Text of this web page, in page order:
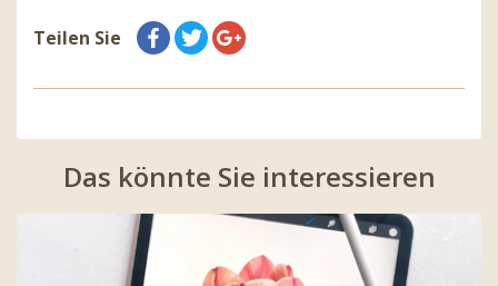
Teilen Sie
Das könnte Sie interessieren